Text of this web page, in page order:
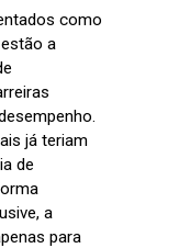
como
a
já teriam
de
a
para